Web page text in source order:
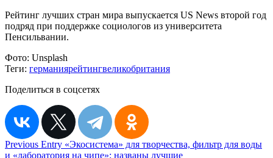
Рейтинг лучших стран мира выпускается US News второй год
подряд при поддержке социологов из университета
Пенсильвании.
Фото: Unsplash
Теги: германиярейтингвеликобритания
Поделиться в соцсетях
Навигация
Previous Entry «Экосистема» для творчества, фильтр для воды
и «лаборатория на чипе»: названы лучшие